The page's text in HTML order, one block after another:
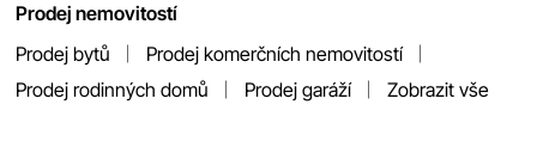
Prodej nemovitostí
Prodej bytů
Prodej komerčních nemovitostí
Prodej rodinných domů
Prodej garáží Zobrazit vše